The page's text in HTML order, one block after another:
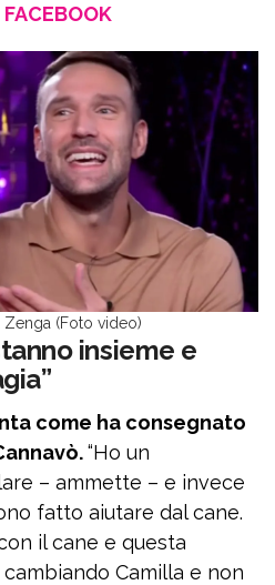
Zenga (Foto video)
insieme e
come ha consegnato
“Ho un
– ammette – e invece
fatto aiutare dal cane.
il cane e questa
Camilla e non